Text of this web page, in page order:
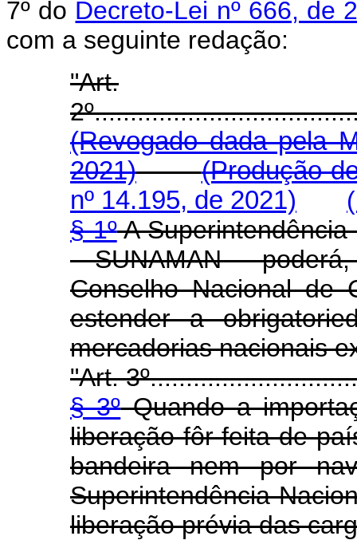
7º do Decreto-Lei nº 666, de
com a seguinte redação:
"Art.
(Revogado dada pela
2021)
(Produção
nº 14.195, de 2021)
§ 1ºA Superintendência
- SUNAMAN -
Conselho Nacional de
estender a
mercadorias nacionais
"Art.
§ 3ºQuando a
liberação fôr feita de
bandeira nem por
Superintendência
liberação prévia das